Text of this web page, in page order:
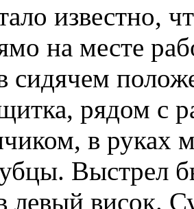
известно,
на месте
сидячем
рядом с
в руках
Выстрел
левый висок.